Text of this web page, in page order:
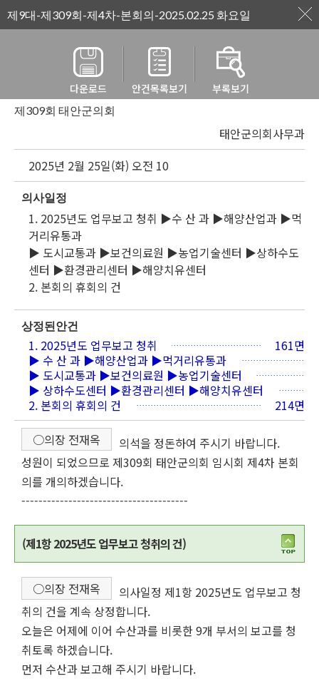
제9대-제309회-제4차-본회의-2025.02.25 화요일
다운로드 안건목록보기 부록보기
제309회 태안군의회
태안군의회사무과
2025년 2월 25일(화) 오전 10
의사일정
1. 2025년도 업무보고 청취 ▶수 산 과 ▶해양산업과 ▶먹
거리유통과
▶ 도시교통과 ▶보건의료원 ▶농업기술센터 ▶상하수도
센터 ▶환경관리센터 ▶해양치유센터
2. 본회의 휴회의 건
상정된안건
1. 2025년도 업무보고 청취
161면
▶ 수 산 과 ▶해양산업과 ▶먹거리유통과
▶ 도시교통과 ▶보건의료원 ▶농업기술센터
▶ 상하수도센터 ▶환경관리센터 ▶해양치유센터
2. 본회의 휴회의 건
214면
○의장 전재옥
의석을 정돈하여 주시기 바랍니다.
성원이 되었으므로 제309회 태안군의회 임시회 제4차 본회
의를 개의하겠습니다.
---------------------------------------
(제1항 2025년도 업무보고 청취의 건)
○의장 전재옥
의사일정 제1항 2025년도 업무보고 청
취의 건을 계속 상정합니다.
오늘은 어제에 이어 수산과를 비롯한 9개 부서의 보고를 청
취토록 하겠습니다.
먼저 수산과 보고해 주시기 바랍니다.